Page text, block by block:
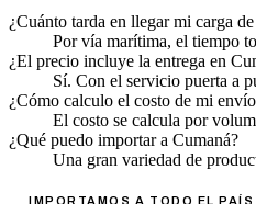
¿Cuánto tarda en llegar mi carga
Por vía marítima, el tiempo
¿El precio incluye la entrega en
Sí. Con el servicio puerta a
¿Cómo calculo el costo de mi
El costo se calcula por
¿Qué puedo importar a Cumaná?
Una gran variedad de
IMPORTAMOS A TODO EL PAÍS